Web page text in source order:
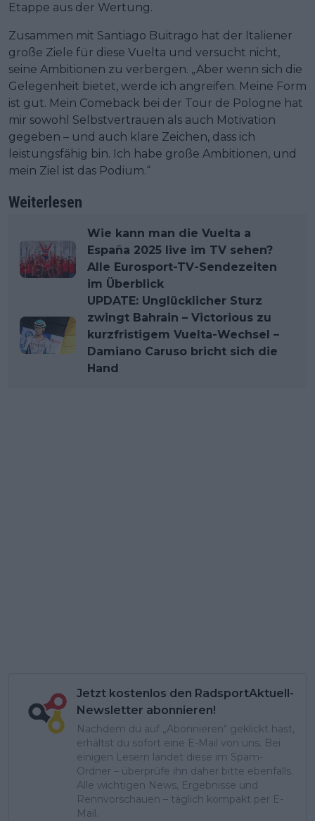
Etappe aus der Wertung.
Zusammen mit Santiago Buitrago hat der Italiener
große Ziele für diese Vuelta und versucht nicht,
seine Ambitionen zu verbergen. „Aber wenn sich die
Gelegenheit bietet, werde ich angreifen. Meine Form
ist gut. Mein Comeback bei der Tour de Pologne hat
mir sowohl Selbstvertrauen als auch Motivation
gegeben – und auch klare Zeichen, dass ich
leistungsfähig bin. Ich habe große Ambitionen, und
mein Ziel ist das Podium.“
Weiterlesen
Wie kann man die Vuelta a
España 2025 live im TV sehen?
Alle Eurosport-TV-Sendezeiten
im Überblick
UPDATE: Unglücklicher Sturz
zwingt Bahrain – Victorious zu
kurzfristigem Vuelta-Wechsel –
Damiano Caruso bricht sich die
Hand
Jetzt kostenlos den RadsportAktuell-
Newsletter abonnieren!
Nachdem du auf „Abonnieren“ geklickt hast,
erhältst du sofort eine E-Mail von uns. Bei
einigen Lesern landet diese im Spam-
Ordner – überprüfe ihn daher bitte ebenfalls.
Alle wichtigen News, Ergebnisse und
Rennvorschauen – täglich kompakt per E-
Mail.